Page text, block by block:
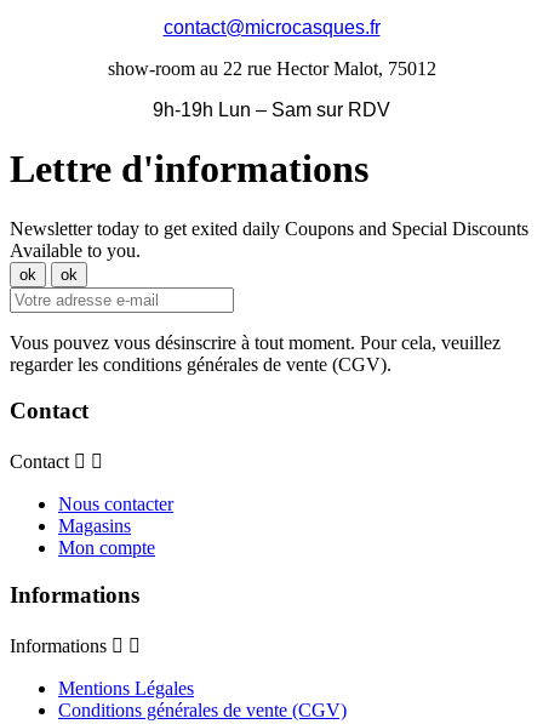
contact@microcasques.fr
show-room au 22 rue Hector Malot, 75012
9h-19h Lun – Sam sur RDV
Lettre d'informations
Newsletter today to get exited daily Coupons and Special Discounts
Available to you.
Vous pouvez vous désinscrire à tout moment. Pour cela, veuillez
regarder les conditions générales de vente (CGV).
Contact
Contact  
Nous contacter
Magasins
Mon compte
Informations
Informations  
Mentions Légales
Conditions générales de vente (CGV)